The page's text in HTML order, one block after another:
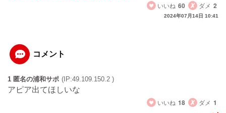
いいね 60 ダメ 2
2024年07月14日 10:41
コメント
1 匿名の浦和サポ (IP:49.109.150.2 )
アピア出てほしいな
いいね 18 ダメ 1